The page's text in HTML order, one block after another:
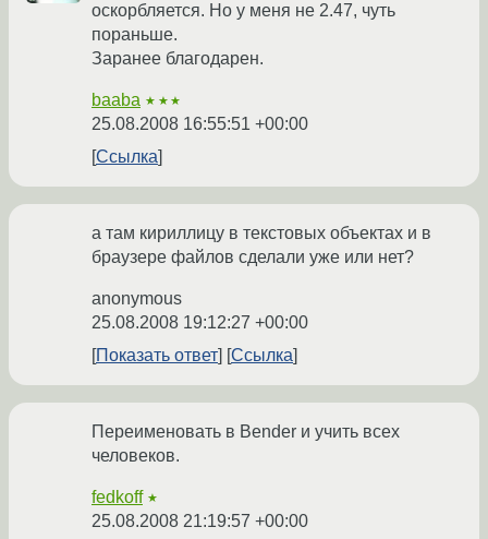
оскорбляется. Но у меня не 2.47, чуть
пораньше.
Заранее благодарен.
baaba ★★★
25.08.2008 16:55:51 +00:00
Ссылка
а там кириллицу в текстовых объектах и в
браузере файлов сделали уже или нет?
anonymous
25.08.2008 19:12:27 +00:00
Показать ответ
Ссылка
Переименовать в Bender и учить всех
человеков.
fedkoff ★
25.08.2008 21:19:57 +00:00